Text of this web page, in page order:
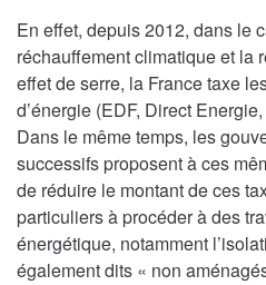
En effet, depuis 2012, dans le
réchauffement climatique et la
effet de serre, la France taxe
d’énergie (EDF, Direct
Dans le même temps, les
successifs proposent à ces
de réduire le montant de ces
particuliers à procéder à des
énergétique, notamment
également dits « non